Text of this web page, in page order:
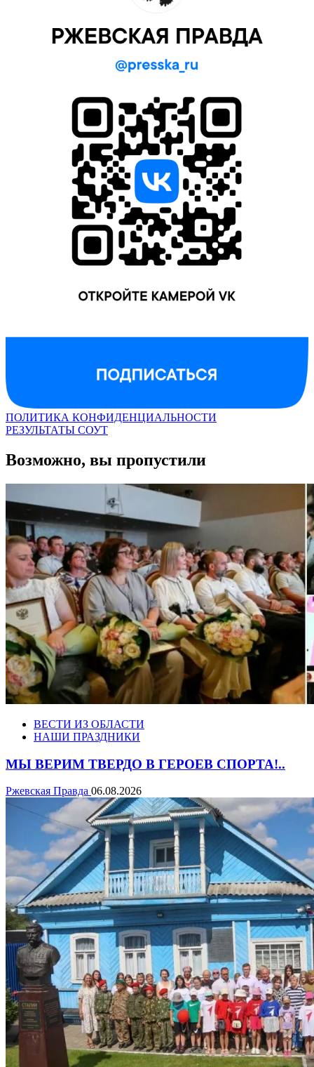
ПОЛИТИКА КОНФИДЕНЦИАЛЬНОСТИ
РЕЗУЛЬТАТЫ СОУТ
Возможно, вы пропустили
ВЕСТИ ИЗ ОБЛАСТИ
НАШИ ПРАЗДНИКИ
МЫ ВЕРИМ ТВЕРДО В ГЕРОЕВ СПОРТА!..
Ржевская Правда 06.08.2026